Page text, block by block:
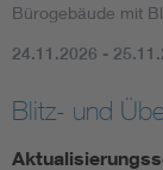
Bürogebäude mit
24.11.2026 -
Blitz- und